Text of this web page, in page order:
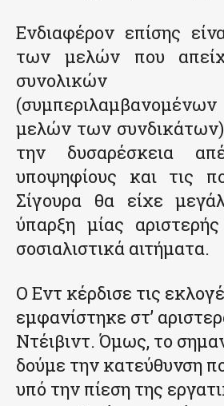
Ενδιαφέρον επίσης
των μελών που
μελών των
την δυσαρέσκεια
υποψηφίους και τις
Σίγουρα θα είχε
ύπαρξη μίας
σοσιαλιστικά αιτήματα.
Ο Εντ κέρδισε τις
εμφανίστηκε στ’
Ντέιβιντ. Όμως, το
δούμε την κατεύθυνση
υπό την πίεση της